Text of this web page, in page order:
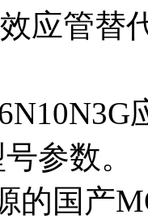
应管替
参数。
的国产